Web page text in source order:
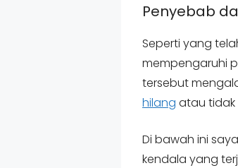
Penyebab
Seperti yang
mempengaruhi
tersebut
hilang atau
Di bawah ini
kendala yang